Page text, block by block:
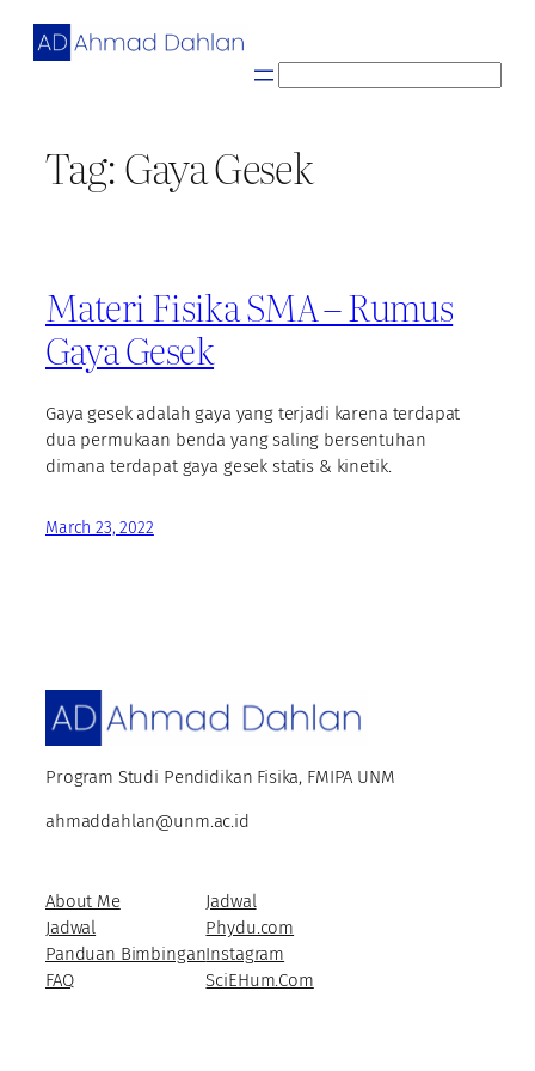
Skip
c
Tag:Gaya Gesek
Materi Fisika SMA – Rumus
Gaya Gesek
Gaya gesek adalah gaya yang terjadi karena terdapat
dua permukaan benda yang saling bersentuhan
dimana terdapat gaya gesek statis & kinetik.
March 23, 2022
Program Studi Pendidikan Fisika, FMIPA UNM
ahmaddahlan@unm.ac.id
About Me
Jadwal
Panduan Bimbingan
FAQ
Jadwal
Phydu.com
Instagram
SciEHum.Com